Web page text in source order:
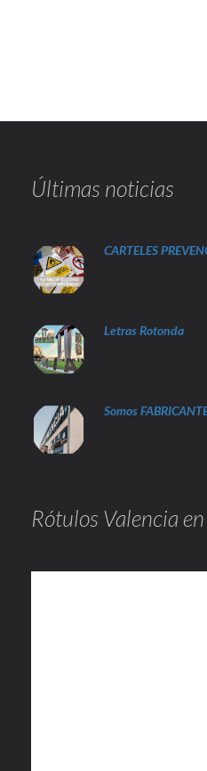
Últimas noticias
CARTELES
Letras Rotonda
Somos
Rótulos Valencia